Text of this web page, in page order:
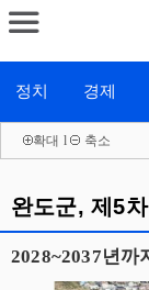
정치 경제
확대 l 축소
완도군, 제5
2028~2037년까